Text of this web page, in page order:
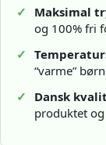
✓ Maksimal
og 100% fri
✓
“varme”
✓
Dansk
produktet